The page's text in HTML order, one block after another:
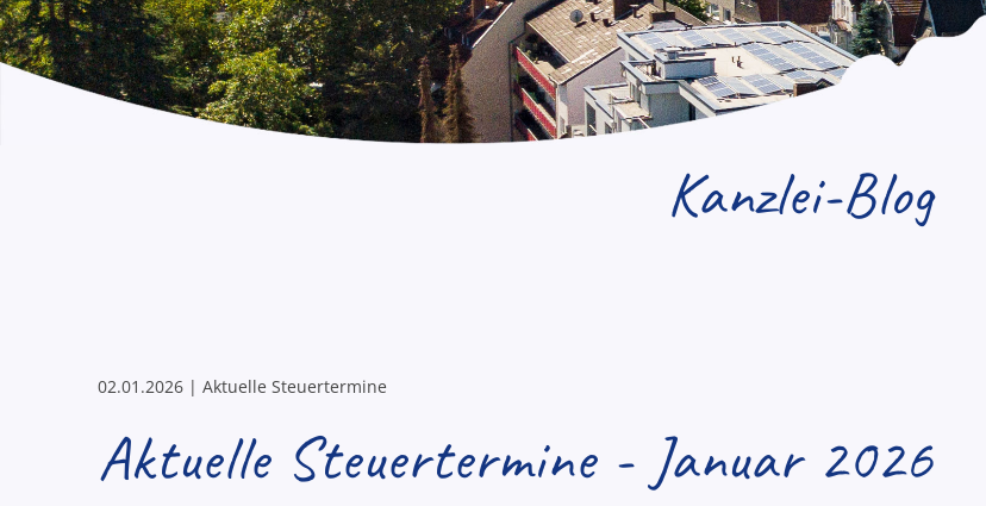
Kanzlei-Blog
02.01.2026 | Aktuelle Steuertermine
Aktuelle Steuertermine - Januar 2026